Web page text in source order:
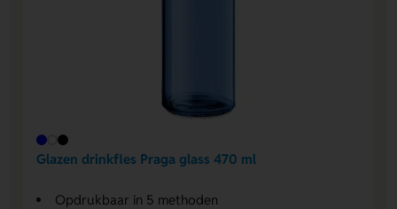
Glazen drinkfles Praga glass 470 ml
Opdrukbaar in 5 methoden